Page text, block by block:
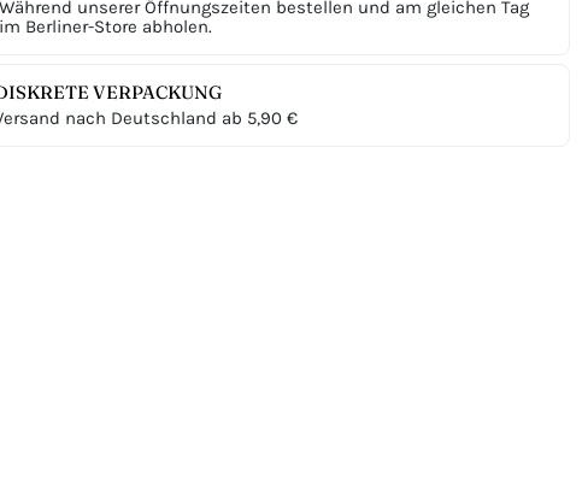
Während unserer Öffnungszeiten bestellen und am gleichen Tag
im Berliner-Store abholen.
VERPACKUNG
nach Deutschland ab 5,90 €